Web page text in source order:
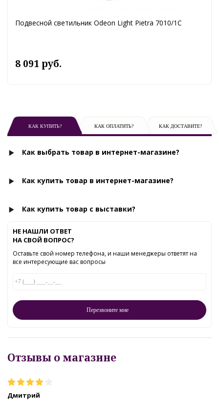
Подвесной светильник Odeon Light Pietra 7010/1C
8 091 руб.
КАК КУПИТЬ? КАК ОПЛАТИТЬ? КАК ДОСТАВИТЕ?
Как выбрать товар в интернет-магазине?
Как купить товар в интернет-магазине?
Как купить товар с выставки?
НЕ НАШЛИ ОТВЕТ
НА СВОЙ ВОПРОС?
Оставьте свой номер телефона, и наши менеджеры ответят на
все интересующие вас вопросы
Отзывы о магазине
Дмитрий